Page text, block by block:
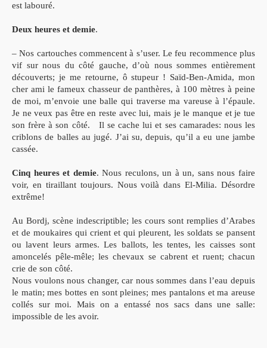
est labouré.
Deux heures et demie.
– Nos cartouches commencent à s’user. Le feu recommence plus
vif sur nous du côté gauche, d’où nous sommes entièrement
découverts; je me retourne, ô stupeur ! Saïd-Ben-Amida, mon
cher ami le fameux chasseur de panthères, à 100 mètres à peine
de moi, m’envoie une balle qui traverse ma vareuse à l’épaule.
Je ne veux pas être en reste avec lui, mais je le manque et je tue
son frère à son côté. Il se cache lui et ses camarades: nous les
criblons de balles au jugé. J’ai su, depuis, qu’il a eu une jambe
cassée.
Cinq heures et demie. Nous reculons, un à un, sans nous faire
voir, en tiraillant toujours. Nous voilà dans El-Milia. Désordre
extrême!
Au Bordj, scène indescriptible; les cours sont remplies d’Arabes
et de moukaires qui crient et qui pleurent, les soldats se pansent
ou lavent leurs armes. Les ballots, les tentes, les caisses sont
amoncelés pêle-mêle; les chevaux se cabrent et ruent; chacun
crie de son côté.
Nous voulons nous changer, car nous sommes dans l’eau depuis
le matin; mes bottes en sont pleines; mes pantalons et ma areuse
collés sur moi. Mais on a entassé nos sacs dans une salle:
impossible de les avoir.